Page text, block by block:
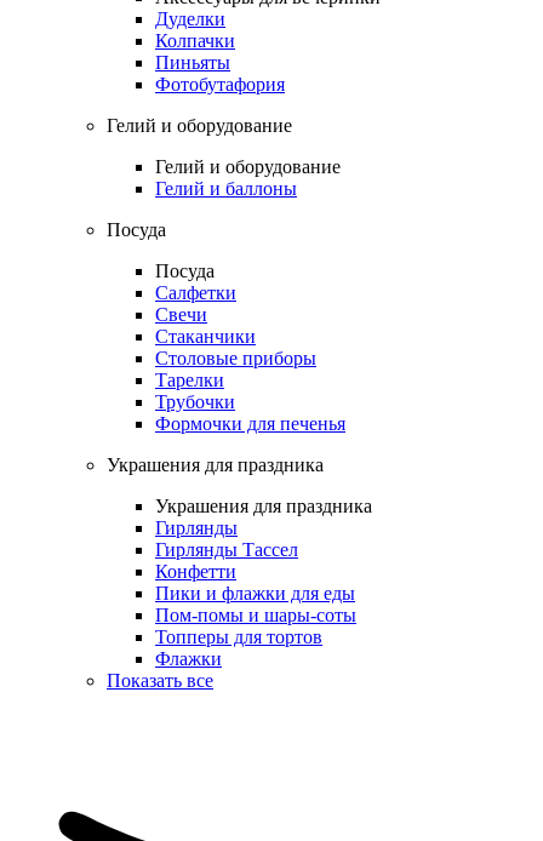
Дуделки
Колпачки
Пиньяты
Фотобутафория
Гелий и оборудование
Гелий и оборудование
Гелий и баллоны
Посуда
Посуда
Салфетки
Свечи
Стаканчики
Столовые приборы
Тарелки
Трубочки
Формочки для печенья
Украшения для праздника
Украшения для праздника
Гирлянды
Гирлянды Тассел
Конфетти
Пики и флажки для еды
Пом-помы и шары-соты
Топперы для тортов
Флажки
Показать все